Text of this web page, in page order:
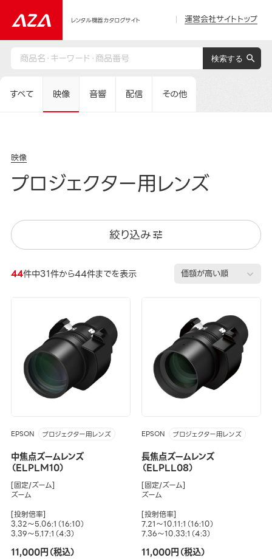
レンタル機器カタログサイト 運営会社サイトトップ
すべて 映像 音響 配信 その他
映像
プロジェクター用レンズ
絞り込み
44件中31件から44件までを表示
EPSON プロジェクター用レンズ
中焦点ズームレンズ
（ELPLM10）
[固定/ズーム]
ズーム
[投射倍率]
3.32～5.06:1（16:10）
3.39～5.17:1（4:3）
11,000円（税込）
EPSON プロジェクター用レンズ
長焦点ズームレンズ
（ELPLL08）
[固定/ズーム]
ズーム
[投射倍率]
7.21～10.11:1（16:10）
7.36～10.33:1（4:3）
11,000円（税込）